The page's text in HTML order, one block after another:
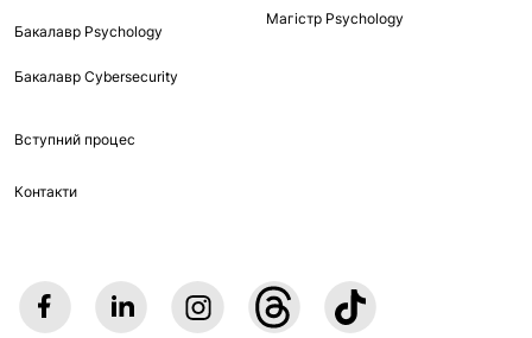
Бакалавр Psychology
Бакалавр Cybersecurity
Магістр Psychology
Вступний процес
Контакти